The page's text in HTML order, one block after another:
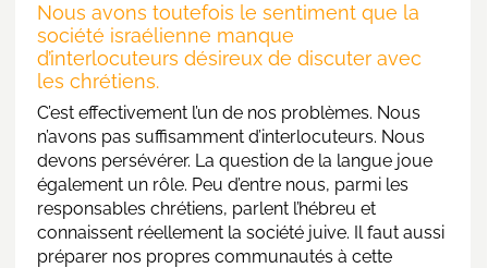
Nous avons toutefois le sentiment que la
société israélienne manque
d’interlocuteurs désireux de discuter avec
les chrétiens.
C’est effectivement l’un de nos problèmes. Nous
n’avons pas suffisamment d’interlocuteurs. Nous
devons persévérer. La question de la langue joue
également un rôle. Peu d’entre nous, parmi les
responsables chrétiens, parlent l’hébreu et
connaissent réellement la société juive. Il faut aussi
préparer nos propres communautés à cette